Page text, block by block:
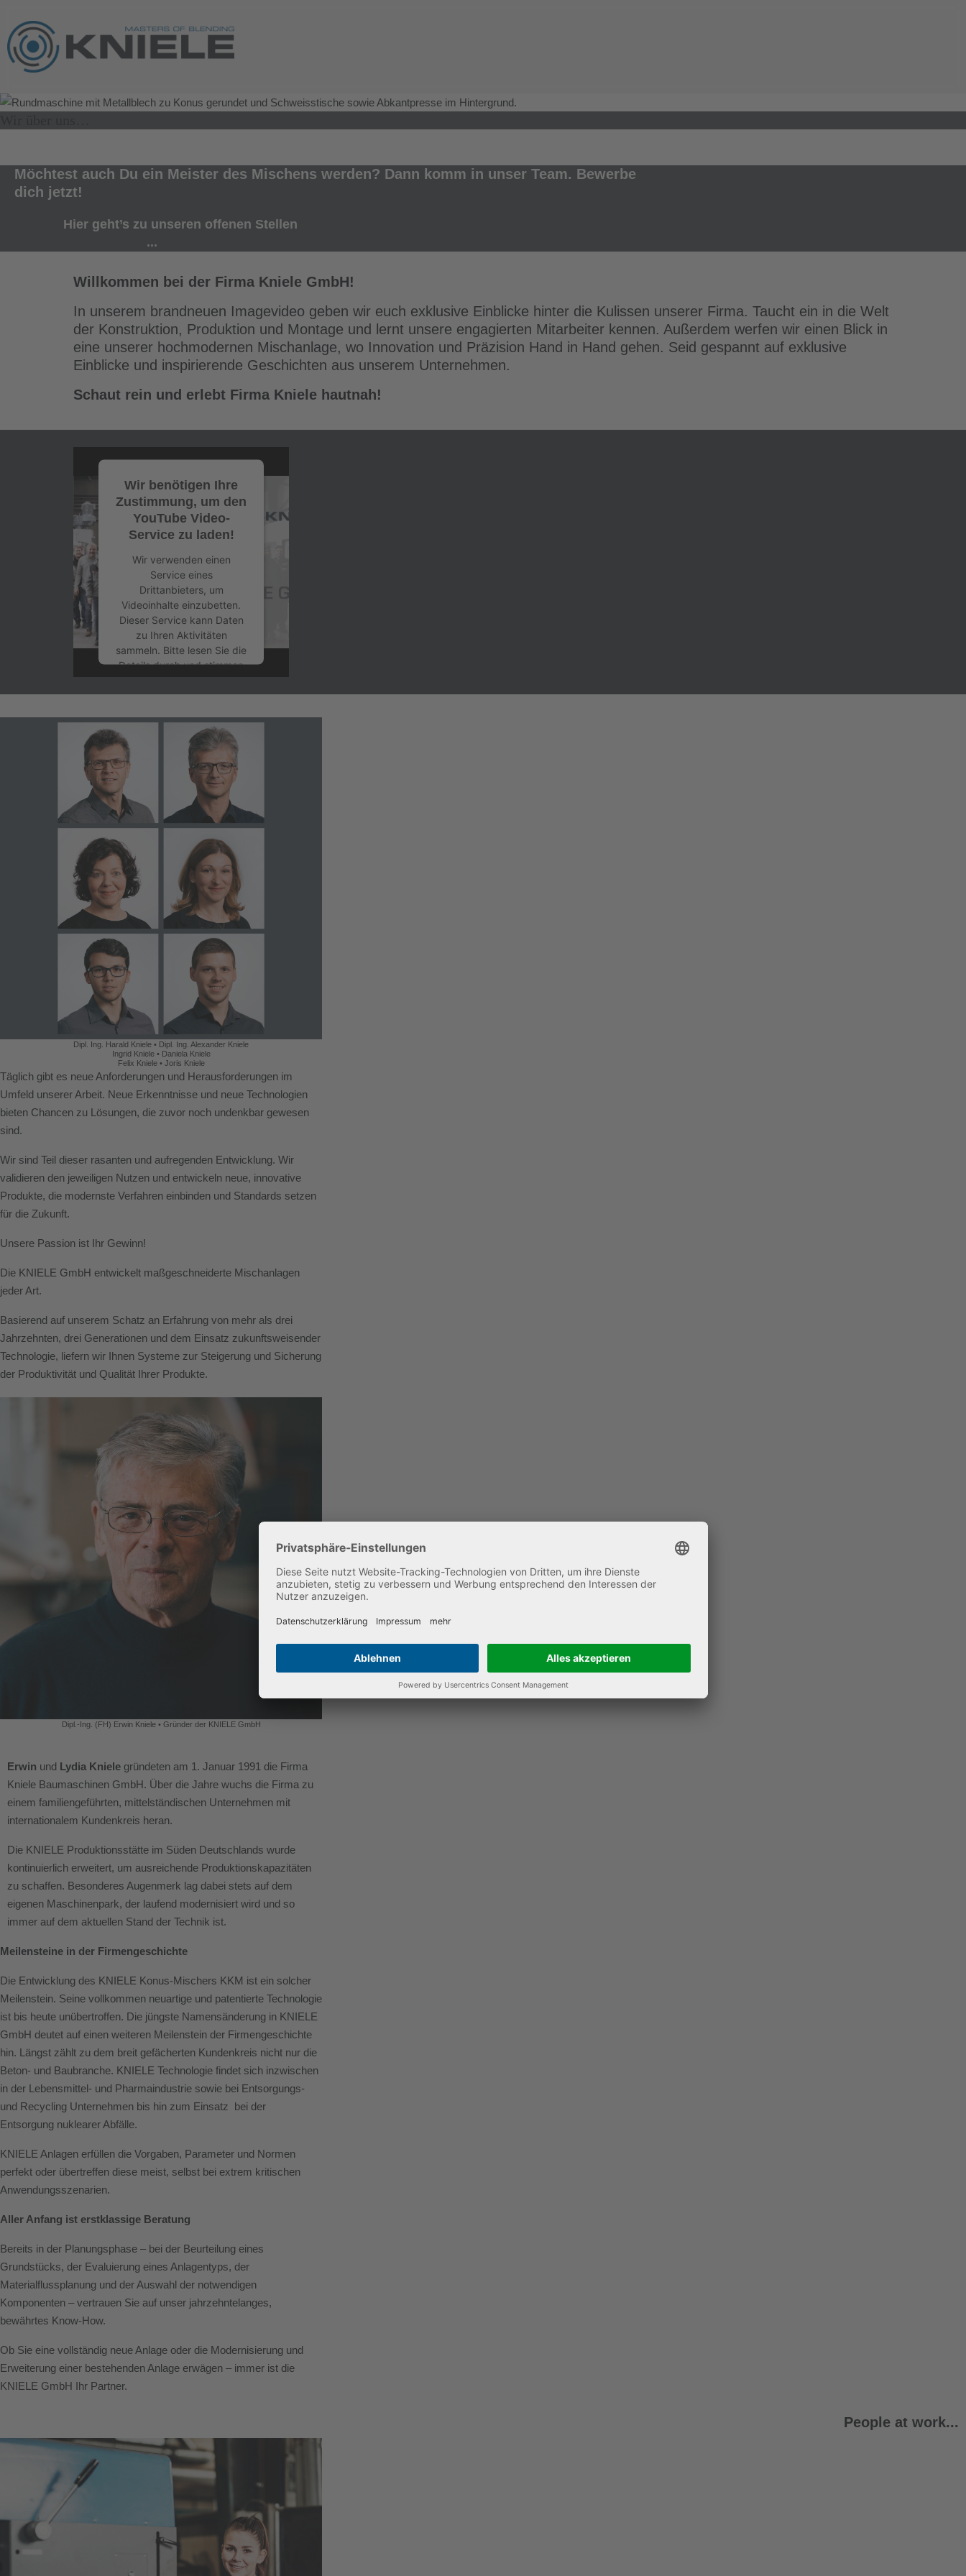
Möchtest auch Du ein Meister des Mischens werden? Dann komm in unser Team. Bewerbe
dich jetzt!
Hier geht’s zu unseren offenen Stellen
...
Willkommen bei der Firma Kniele GmbH!
In unserem brandneuen Imagevideo geben wir euch exklusive Einblicke hinter die Kulissen unserer Firma. Taucht ein in die Welt
der Konstruktion, Produktion und Montage und lernt unsere engagierten Mitarbeiter kennen. Außerdem werfen wir einen Blick in
eine unserer hochmodernen Mischanlage, wo Innovation und Präzision Hand in Hand gehen. Seid gespannt auf exklusive
Einblicke und inspirierende Geschichten aus unserem Unternehmen.
Schaut rein und erlebt Firma Kniele hautnah!
Wir benötigen Ihre
Zustimmung, um den
YouTube Video-
Service zu laden!
Wir verwenden einen
Service eines
Drittanbieters, um
Videoinhalte einzubetten.
Dieser Service kann Daten
zu Ihren Aktivitäten
sammeln. Bitte lesen Sie die
Details durch und stimmen
Service zu, um dieses
Mehr Informationen
Akzeptieren
powered byUsercentrics
Consent Management
Platform
Dipl. Ing. Harald Kniele • Dipl. Ing. Alexander Kniele
Ingrid Kniele • Daniela Kniele
Felix Kniele • Joris Kniele
Täglich gibt es neue Anforderungen und Herausforderungen im
Umfeld unserer Arbeit. Neue Erkenntnisse und neue Technologien
bieten Chancen zu Lösungen, die zuvor noch undenkbar gewesen
sind.
Wir sind Teil dieser rasanten und aufregenden Entwicklung. Wir
validieren den jeweiligen Nutzen und entwickeln neue, innovative
Produkte, die modernste Verfahren einbinden und Standards setzen
für die Zukunft.
Unsere Passion ist Ihr Gewinn!
Die KNIELE GmbH entwickelt maßgeschneiderte Mischanlagen
jeder Art.
Basierend auf unserem Schatz an Erfahrung von mehr als drei
Jahrzehnten, drei Generationen und dem Einsatz zukunftsweisender
Technologie, liefern wir Ihnen Systeme zur Steigerung und Sicherung
der Produktivität und Qualität Ihrer Produkte.
Dipl.-Ing. (FH) Erwin Kniele • Gründer der KNIELE GmbH
Erwin und Lydia Kniele gründeten am 1. Januar 1991 die Firma
Kniele Baumaschinen GmbH. Über die Jahre wuchs die Firma zu
einem familiengeführten, mittelständischen Unternehmen mit
internationalem Kundenkreis heran.
Die KNIELE Produktionsstätte im Süden Deutschlands wurde
kontinuierlich erweitert, um ausreichende Produktionskapazitäten
zu schaffen. Besonderes Augenmerk lag dabei stets auf dem
eigenen Maschinenpark, der laufend modernisiert wird und so
immer auf dem aktuellen Stand der Technik ist.
Meilensteine in der Firmengeschichte
Die Entwicklung des KNIELE Konus-Mischers KKM ist ein solcher
Meilenstein. Seine vollkommen neuartige und patentierte Technologie
ist bis heute unübertroffen. Die jüngste Namensänderung in KNIELE
GmbH deutet auf einen weiteren Meilenstein der Firmengeschichte
hin. Längst zählt zu dem breit gefächerten Kundenkreis nicht nur die
Beton- und Baubranche. KNIELE Technologie findet sich inzwischen
in der Lebensmittel- und Pharmaindustrie sowie bei Entsorgungs-
und Recycling Unternehmen bis hin zum Einsatz bei der
Entsorgung nuklearer Abfälle.
KNIELE Anlagen erfüllen die Vorgaben, Parameter und Normen
perfekt oder übertreffen diese meist, selbst bei extrem kritischen
Anwendungsszenarien.
Aller Anfang ist erstklassige Beratung
Bereits in der Planungsphase – bei der Beurteilung eines
Grundstücks, der Evaluierung eines Anlagentyps, der
Materialflussplanung und der Auswahl der notwendigen
Komponenten – vertrauen Sie auf unser jahrzehntelanges,
bewährtes Know-How.
Ob Sie eine vollständig neue Anlage oder die Modernisierung und
Erweiterung einer bestehenden Anlage erwägen – immer ist die
KNIELE GmbH Ihr Partner.
People at work...